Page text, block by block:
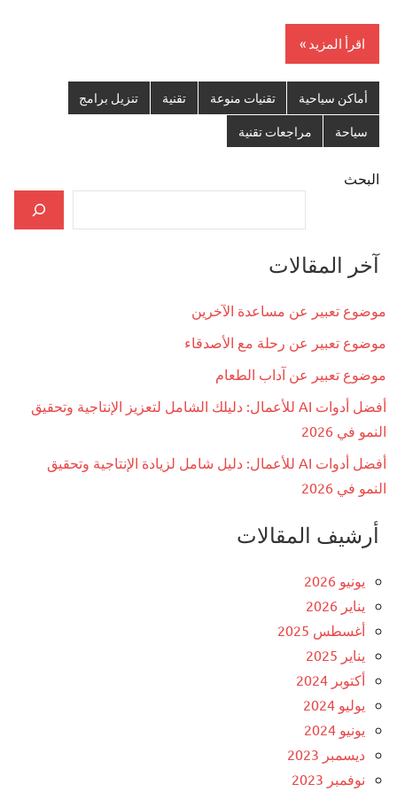
اقرأ المزيد
أماكن سياحية تقنيات منوعة تقنية تنزيل برامج
سياحة مراجعات تقنية
البحث
آخر المقالات
موضوع تعبير عن مساعدة الآخرين
موضوع تعبير عن رحلة مع الأصدقاء
موضوع تعبير عن آداب الطعام
أفضل أدوات AI للأعمال: دليلك الشامل لتعزيز الإنتاجية وتحقيق
النمو في 2026
أفضل أدوات AI للأعمال: دليل شامل لزيادة الإنتاجية وتحقيق
النمو في 2026
أرشيف المقالات
يونيو 2026
يناير 2026
أغسطس 2025
يناير 2025
أكتوبر 2024
يوليو 2024
يونيو 2024
ديسمبر 2023
نوفمبر 2023